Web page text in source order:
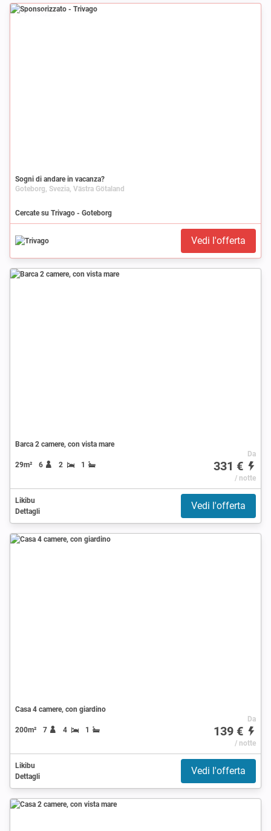
Sponsorizzato
Sogni di andare in vacanza?
Goteborg, Svezia, Västra Götaland
Cercate su Trivago - Goteborg
Vedi l'offerta
Barca 2 camere, con vista mare
29m² 6 2 1
Da
331 €
/ notte
Likibu
Dettagli
Vedi l'offerta
Casa 4 camere, con giardino
200m² 7 4 1
Da
139 €
/ notte
Likibu
Dettagli
Vedi l'offerta